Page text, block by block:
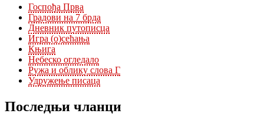
Госпођа Прва
Градови на 7 брда
Дневник путописца
Игра (о)сећања
Књига
Небеско огледало
Ружа и облику слова Г
Удружење писаца
Последњи чланци